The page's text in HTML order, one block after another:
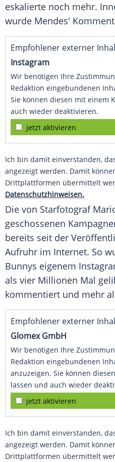
eskalierte noch mehr.
wurde Mendes'
Empfohlener externer
Instagram
Wir benötigen Ihre
Redaktion eingebundenen
Sie können diesen mit einem
auch wieder deaktivieren.
jetzt aktivieren
Ich bin damit einverstanden,
angezeigt werden. Damit
Drittplattformen übermittelt
Datenschutzhinweisen.
Die von Starfotograf
geschossenen
bereits seit der
Aufruhr im Internet. So
Bunnys eigenem
als vier Millionen Mal
kommentiert und mehr
Empfohlener externer
Glomex GmbH
Wir benötigen Ihre
Redaktion eingebundenen
anzuzeigen. Sie können
lassen und auch wieder
jetzt aktivieren
Ich bin damit einverstanden,
angezeigt werden. Damit
Drittplattformen übermittelt